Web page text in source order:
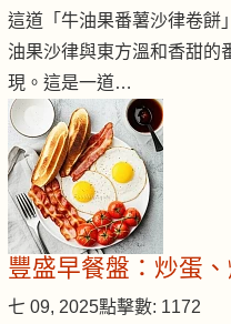
這道「牛油果番薯沙律卷餅
油果沙律與東方溫和香甜的
現。這是一道…
豐盛早餐盤：炒蛋
七 09, 2025點擊數: 1172